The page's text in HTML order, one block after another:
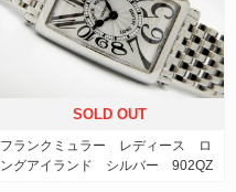
SOLD OUT
フランクミュラー レディース ロ
ングアイランド シルバー 902QZ